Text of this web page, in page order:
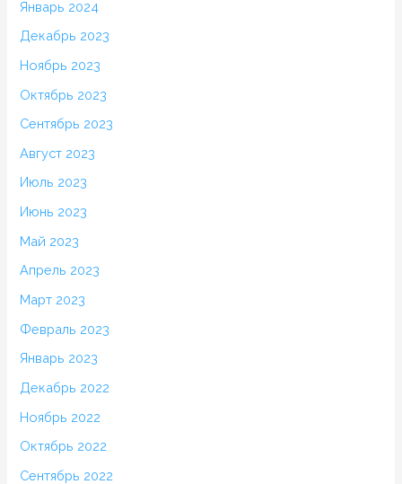
Январь 2024
Декабрь 2023
Ноябрь 2023
Октябрь 2023
Сентябрь 2023
Август 2023
Июль 2023
Июнь 2023
Май 2023
Апрель 2023
Март 2023
Февраль 2023
Январь 2023
Декабрь 2022
Ноябрь 2022
Октябрь 2022
Сентябрь 2022